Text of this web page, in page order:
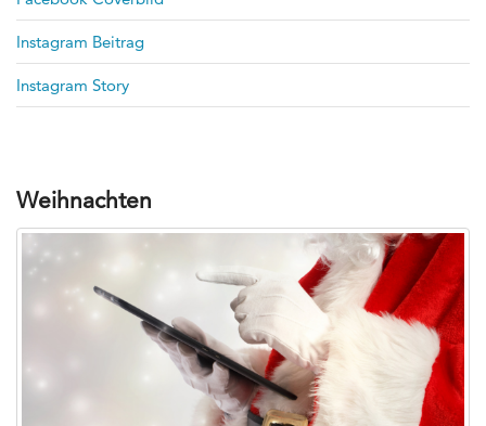
Instagram Beitrag
Instagram Story
Weihnachten